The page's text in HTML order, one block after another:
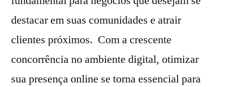
destacar em suas comunidades e atrair
clientes próximos. Com a crescente
concorrência no ambiente digital, otimizar
sua presença online se torna essencial para